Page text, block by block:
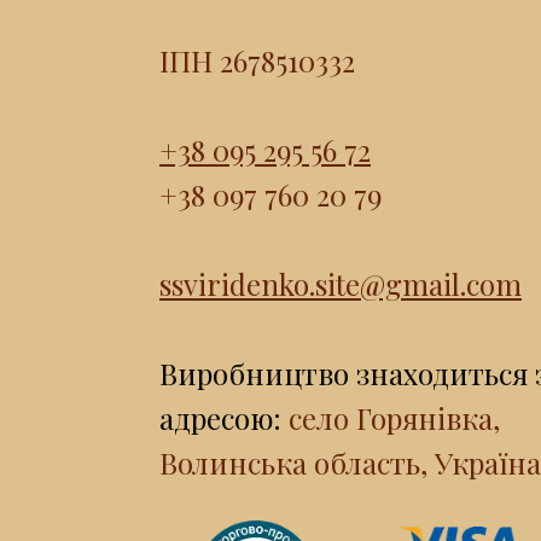
ІПН 2678510332
+38 095 295 56 72
+38 097 760 20 79
ssviridenko.site@gmail.com
Виробництво знаходиться
адресою: село Горянівка,
Волинська область,